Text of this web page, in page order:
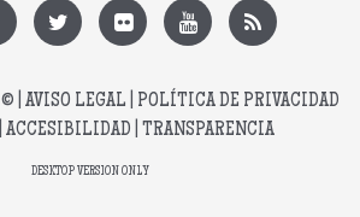
© | AVISO LEGAL
POLÍTICA DE PRIVACIDAD
ACCESIBILIDAD TRANSPARENCIA
DESKTOP VERSION ONLY